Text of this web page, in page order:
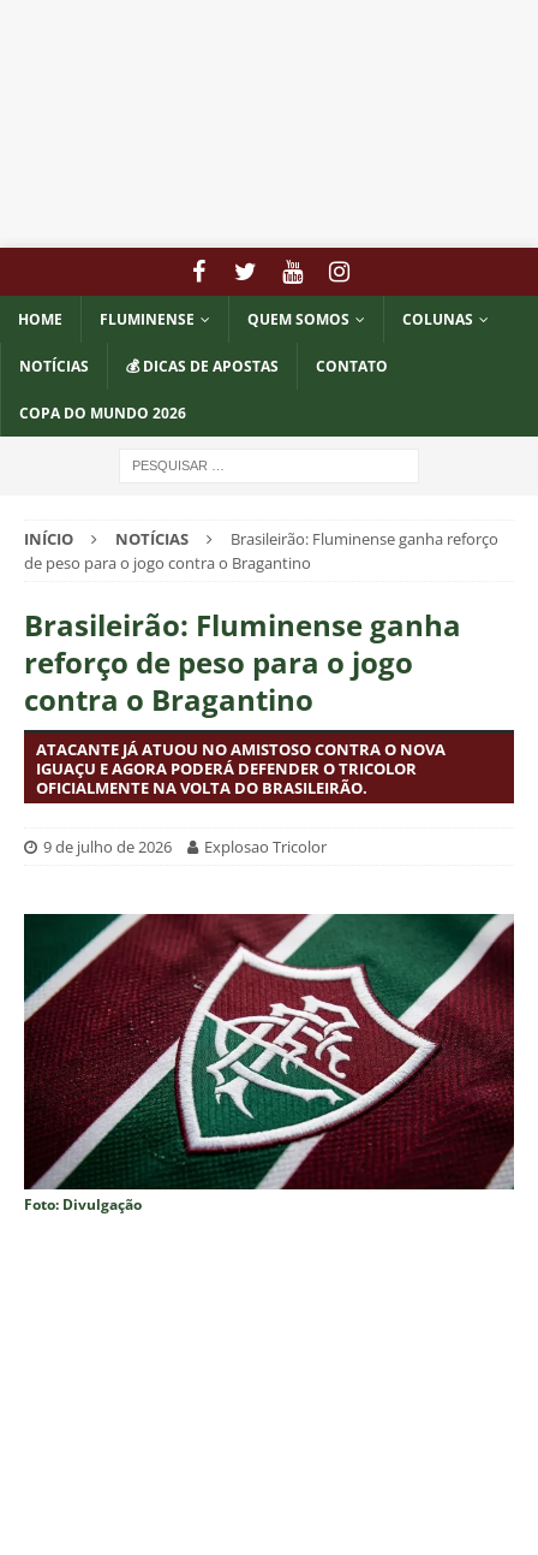
HOME FLUMINENSE QUEM SOMOS COLUNAS
NOTÍCIAS 💰 DICAS DE APOSTAS CONTATO
COPA DO MUNDO 2026
INÍCIO NOTÍCIAS
Brasileirão: Fluminense ganha reforço
de peso para o jogo contra o Bragantino
Brasileirão: Fluminense ganha
reforço de peso para o jogo
contra o Bragantino
ATACANTE JÁ ATUOU NO AMISTOSO CONTRA O NOVA
IGUAÇU E AGORA PODERÁ DEFENDER O TRICOLOR
OFICIALMENTE NA VOLTA DO BRASILEIRÃO.
9 de julho de 2026 Explosao Tricolor
Foto: Divulgação